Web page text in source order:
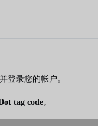
并登录您的帐户。
tag code。